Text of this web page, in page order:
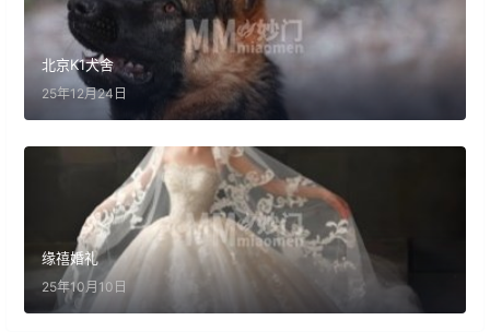
北京K1犬舍
25年12月24日
缘禧婚礼
25年10月10日